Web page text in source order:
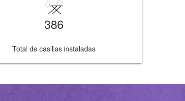
386
Total de casillas instaladas